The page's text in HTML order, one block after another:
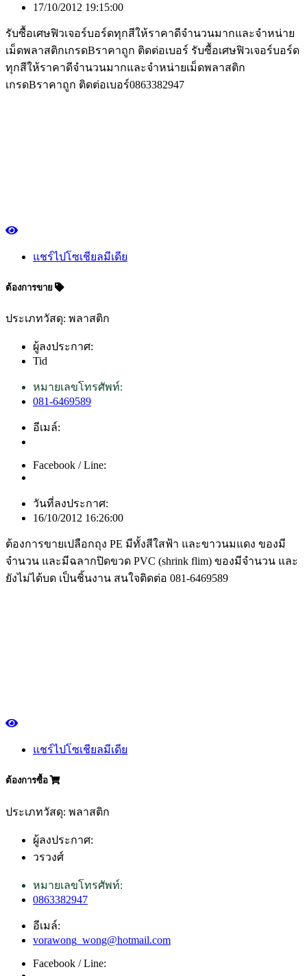
17/10/2012 19:15:00
รับซื้อเศษฟิวเจอร์บอร์ดทุกสีให้ราคาดีจำนวนมากและจำหน่าย
เม็ดพลาสติกเกรดBราคาถูก ติดต่อเบอร์ รับซื้อเศษฟิวเจอร์บอร์ด
ทุกสีให้ราคาดีจำนวนมากและจำหน่ายเม็ดพลาสติก
เกรดBราคาถูก ติดต่อเบอร์0863382947
แชร์ไปโซเชียลมีเดีย
ต้องการขาย
ประเภทวัสดุ: พลาสติก
ผู้ลงประกาศ:
Tid
หมายเลขโทรศัพท์:
081-6469589
อีเมล์:
Facebook / Line:
วันที่ลงประกาศ:
16/10/2012 16:26:00
ต้องการขายเปลือกถุง PE มีทั้งสีใสฟ้า และขาวนมแดง ของมี
จำนวน และมีฉลากปิดขวด PVC (shrink flim) ของมีจำนวน และ
ยังไม่ได้บด เป็นชิ้นงาน สนใจติดต่อ 081-6469589
แชร์ไปโซเชียลมีเดีย
ต้องการซื้อ
ประเภทวัสดุ: พลาสติก
ผู้ลงประกาศ:
วรวงศ์
หมายเลขโทรศัพท์:
0863382947
อีเมล์:
vorawong_wong@hotmail.com
Facebook / Line: